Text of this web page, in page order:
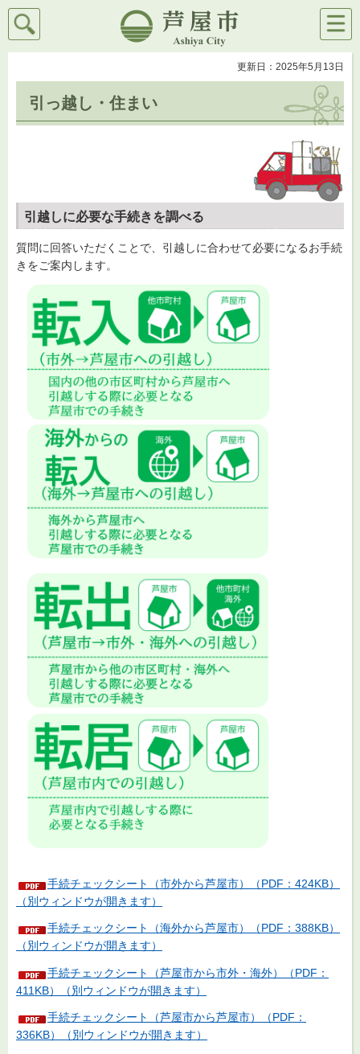
芦屋市
検索
メニ
ュー
更新日：2025年5月13日
引っ越し・住まい
引越しに必要な手続きを調べる
質問に回答いただくことで、引越しに合わせて必要になるお手続
きをご案内します。
手続チェックシート（市外から芦屋市）（PDF：424KB）
（別ウィンドウが開きます）
手続チェックシート（海外から芦屋市）（PDF：388KB）
（別ウィンドウが開きます）
手続チェックシート（芦屋市から市外・海外）（PDF：
411KB）（別ウィンドウが開きます）
手続チェックシート（芦屋市から芦屋市）（PDF：
336KB）（別ウィンドウが開きます）